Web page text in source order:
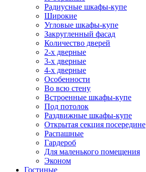
Радиусные шкафы-купе
Широкие
Угловые шкафы-купе
Закругленный фасад
Количество дверей
2-х дверные
3-х дверные
4-х дверные
Особенности
Во всю стену
Встроенные шкафы-купе
Под потолок
Раздвижные шкафы-купе
Открытая секция посередине
Распашные
Гардероб
Для маленького помещения
Эконом
Гостиные